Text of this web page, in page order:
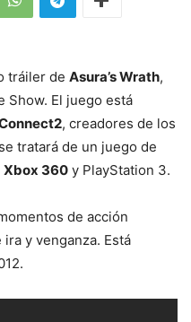
tráiler de Asura’s Wrath,
Show. El juego está
, creadores de los
tratará de un juego de
Xbox 360 y PlayStation 3.
de acción
y venganza. Está